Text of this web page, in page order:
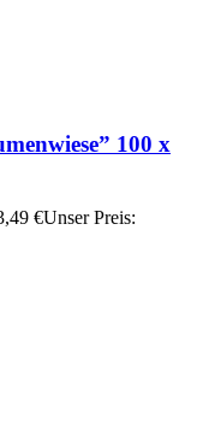
100 x
€Unser Preis: